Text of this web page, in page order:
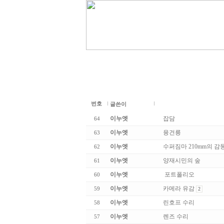
번호 글쓴이
64 이누엣 잡담
63 이누엣 융건릉
62 이누엣 수퍼짐마 210mm의 감
61 이누엣 양재시민의 숲
60 이누엣 포트폴리오
59 이누엣 카메라 유감 2
58 이누엣 린호프 수리
57 이누엣 렌즈 수리